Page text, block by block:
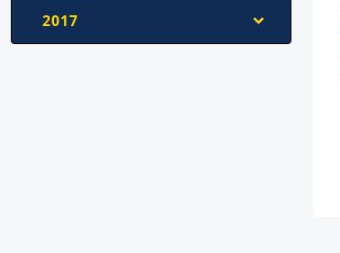
2017